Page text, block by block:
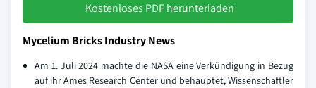
Kostenloses PDF herunterladen
Mycelium Bricks Industry News
Am 1. Juli 2024 machte die NASA eine Verkündigung in Bezug
auf ihr Ames Research Center und behauptet, Wissenschaftler